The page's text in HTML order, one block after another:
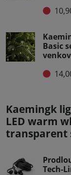
Basic
Kaemingk
LED warm
transparent
Tech-